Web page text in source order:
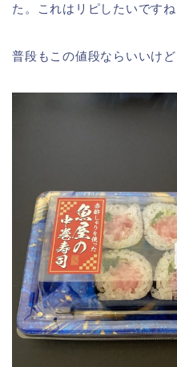
た。これはリピしたいですね
普段もこの値段ならいいけ